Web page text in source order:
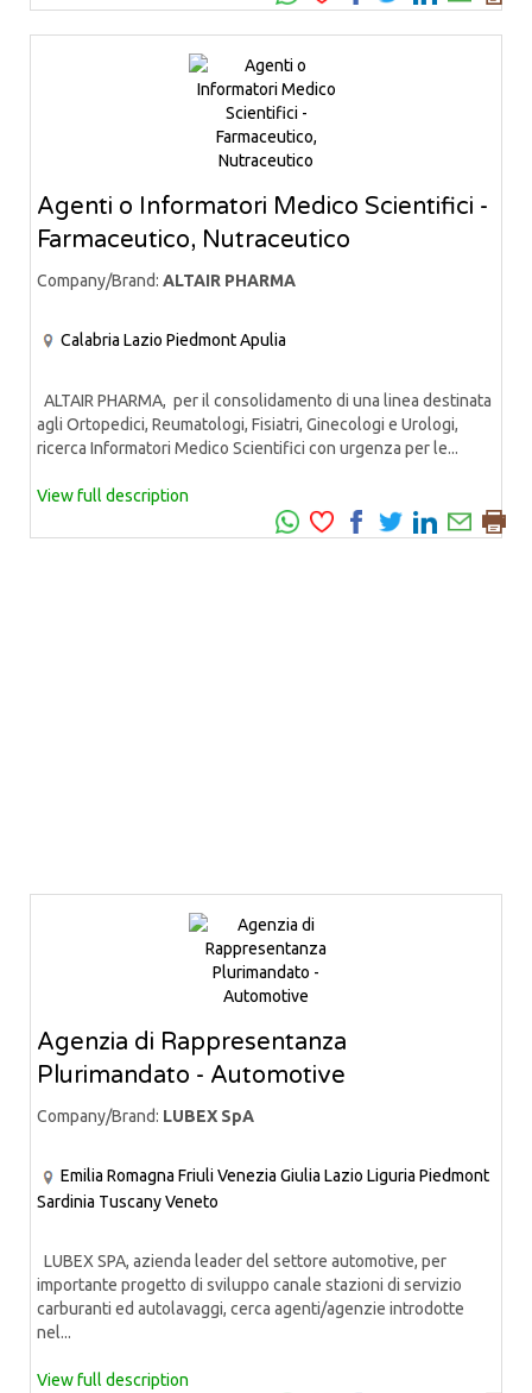
Agenti o Informatori Medico Scientifici -
Farmaceutico, Nutraceutico
Company/Brand: ALTAIR PHARMA
Calabria Lazio PiedmontApulia
ALTAIR PHARMA, per il consolidamento di una linea destinata
agli Ortopedici, Reumatologi, Fisiatri, Ginecologi e Urologi,
ricerca Informatori Medico Scientifici con urgenza per le...
View full description
Agenzia di Rappresentanza
Plurimandato - Automotive
Company/Brand: LUBEX SpA
Emilia Romagna Friuli Venezia Giulia Lazio Liguria Piedmont
Sardinia TuscanyVeneto
LUBEX SPA, azienda leader del settore automotive, per
importante progetto di sviluppo canale stazioni di servizio
carburanti ed autolavaggi, cerca agenti/agenzie introdotte
nel...
View full description